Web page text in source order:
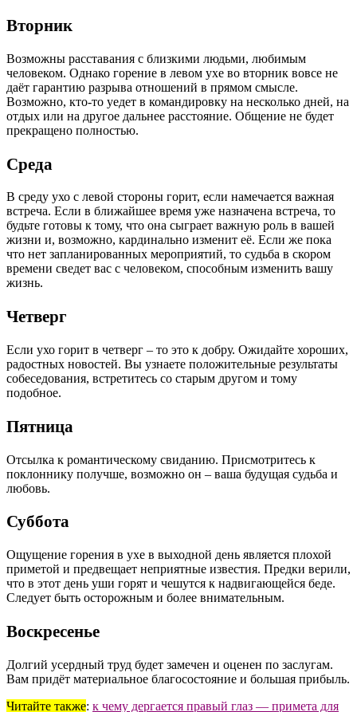
Вторник
Возможны расставания с близкими людьми, любимым
человеком. Однако горение в левом ухе во вторник вовсе не
даёт гарантию разрыва отношений в прямом смысле.
Возможно, кто-то уедет в командировку на несколько дней, на
отдых или на другое дальнее расстояние. Общение не будет
прекращено полностью.
Среда
В среду ухо с левой стороны горит, если намечается важная
встреча. Если в ближайшее время уже назначена встреча, то
будьте готовы к тому, что она сыграет важную роль в вашей
жизни и, возможно, кардинально изменит её. Если же пока
что нет запланированных мероприятий, то судьба в скором
времени сведет вас с человеком, способным изменить вашу
жизнь.
Четверг
Если ухо горит в четверг – то это к добру. Ожидайте хороших,
радостных новостей. Вы узнаете положительные результаты
собеседования, встретитесь со старым другом и тому
подобное.
Пятница
Отсылка к романтическому свиданию. Присмотритесь к
поклоннику получше, возможно он – ваша будущая судьба и
любовь.
Суббота
Ощущение горения в ухе в выходной день является плохой
приметой и предвещает неприятные известия. Предки верили,
что в этот день уши горят и чешутся к надвигающейся беде.
Следует быть осторожным и более внимательным.
Воскресенье
Долгий усердный труд будет замечен и оценен по заслугам.
Вам придёт материальное благосостояние и большая прибыль.
Читайте также: к чему дергается правый глаз — примета для